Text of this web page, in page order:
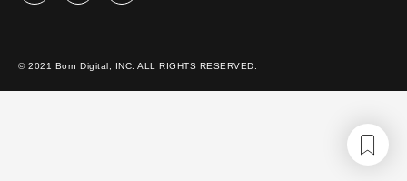
© 2021 Born Digital, INC. ALL RIGHTS RESERVED.